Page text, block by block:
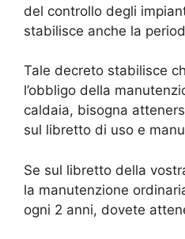
del controllo degli
stabilisce anche la
Tale decreto stabilisce
l’obbligo della
caldaia, bisogna
sul libretto di uso e
Se sul libretto della
la manutenzione
ogni 2 anni, dovete